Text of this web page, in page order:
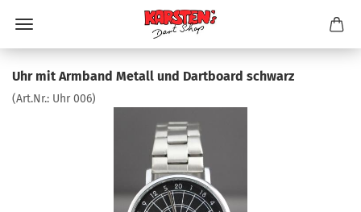
Uhr mit Armband Metall und Dartboard schwarz
(Art.Nr.: Uhr 006)